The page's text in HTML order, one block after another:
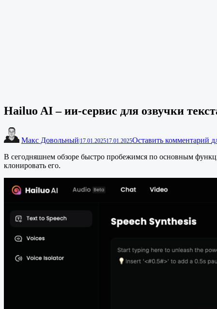
Hailuo AI – ии-сервис для озвучки
Макс Довольный 17.01.202517.01.2025Оставить комментарий
В сегодняшнем обзоре быстро пробежимся по основным
клонировать его.